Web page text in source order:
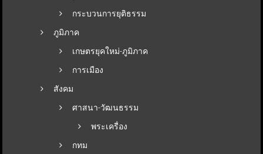
กระบวนการยุติธรรม
ภูมิภาค
เกษตรยุคใหม่-ภูมิภาค
การเมือง
สังคม
ศาสนา-วัฒนธรรม
พระเครื่อง
กทม